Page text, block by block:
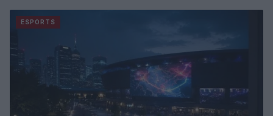
ESPORTS